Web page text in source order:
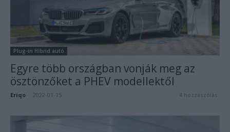
Plug-in Hibrid autó
Egyre több országban vonják meg az
ösztönzőket a PHEV modellektől
Eriqo 2022-01-15 4 hozzászólás